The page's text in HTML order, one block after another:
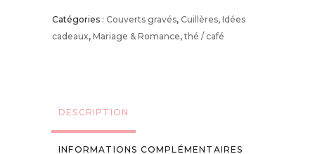
Catégories : Couverts gravés, Cuillères, Idées
cadeaux, Mariage & Romance,thé / café
DESCRIPTION
INFORMATIONS COMPLÉMENTAIRES